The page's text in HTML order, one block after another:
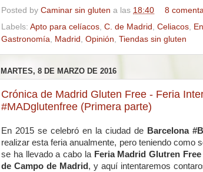
Posted by Caminar sin gluten a las 18:40
8
Labels: Apto para celíacos C. de Madrid Celiacos
Gastronomía
Madrid Opinión Tiendas sin gluten
MARTES, 8 DE MARZO DE 2016
Crónica de Madrid Gluten Free - Feria
#MADglutenfree (Primera parte)
En 2015 se celebró en la ciudad de Barcelona
realizar esta feria anualmente, pero teniendo como
se ha llevado a cabo la Feria Madrid Glutren
de Campo de Madrid, y aquí intentaremos